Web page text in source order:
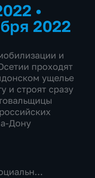
•
2022
и
проходят
ущелье
и строят сразу
Дону